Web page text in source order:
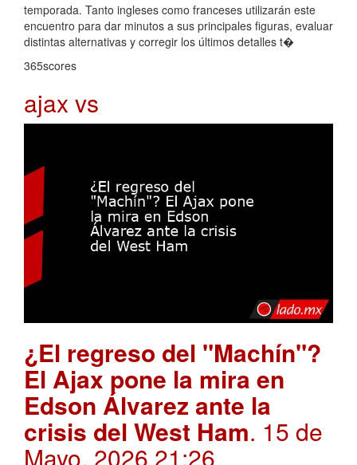
temporada. Tanto ingleses como franceses utilizarán este
encuentro para dar minutos a sus principales figuras, evaluar
distintas alternativas y corregir los últimos detalles t�
365scores
ajax vs
¿El regreso del "Machín"?
El Ajax pone la mira en
Edson Álvarez ante la
crisis del West Ham. 15 de
Mayo, 2026 21:26